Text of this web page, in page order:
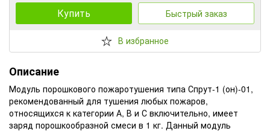
Купить Быстрый заказ
В избранное
Описание
Модуль порошкового пожаротушения типа Спрут-1 (он)-01,
рекомендованный для тушения любых пожаров,
относящихся к категории А, В и С включительно, имеет
заряд порошкообразной смеси в 1 кг. Данный модуль